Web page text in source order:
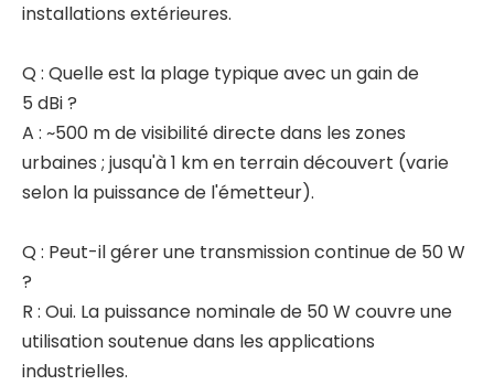
installations extérieures.
Q : Quelle est la plage typique avec un gain de
5 dBi ?
A : ~500 m de visibilité directe dans les zones
urbaines ; jusqu'à 1 km en terrain découvert (varie
selon la puissance de l'émetteur).
Q : Peut-il gérer une transmission continue de 50 W
?
R : Oui. La puissance nominale de 50 W couvre une
utilisation soutenue dans les applications
industrielles.